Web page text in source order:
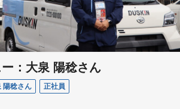
：大泉 陽稔さん
陽稔さん 正社員